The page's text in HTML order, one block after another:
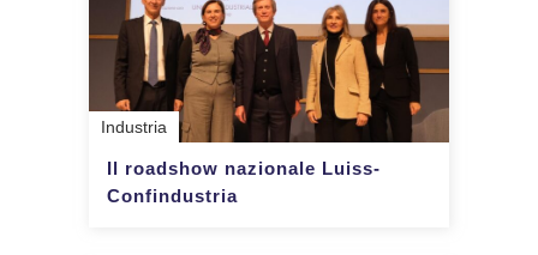
Industria
Il roadshow nazionale Luiss-
Confindustria